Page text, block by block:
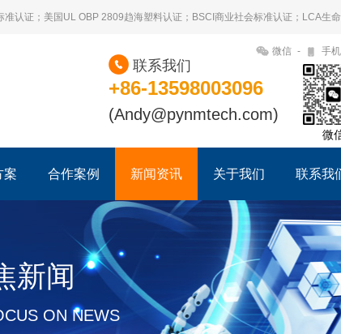
证；美国UL OBP 2809趋海塑料认证；BSCI商业社会标准认证；LCA生命
微信 - 手
+86-13598003096
(Andy@pynmtech.com)
联系我们
微
案 合作案例 新闻资讯 关于我们 联系我
新闻
ON NEWS